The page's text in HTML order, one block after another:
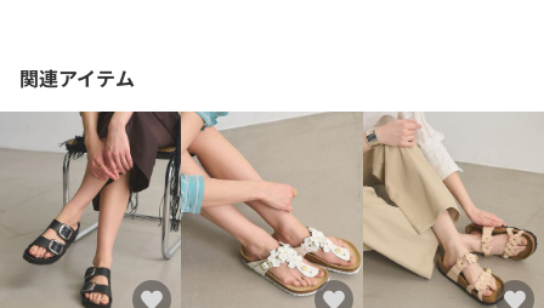
関連アイテム